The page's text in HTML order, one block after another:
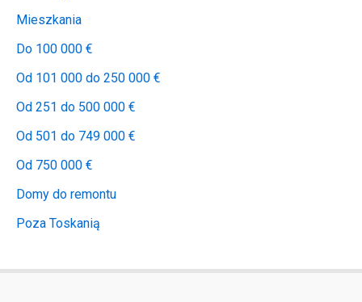
Mieszkania
Do 100 000 €
Od 101 000 do 250 000 €
Od 251 do 500 000 €
Od 501 do 749 000 €
Od 750 000 €
Domy do remontu
Poza Toskanią